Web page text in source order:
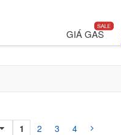
GIÁ GAS
1 2 3 4